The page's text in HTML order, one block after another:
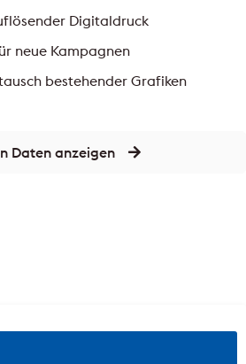
Digitaldruck
neue Kampagnen
bestehender Grafiken
Daten anzeigen